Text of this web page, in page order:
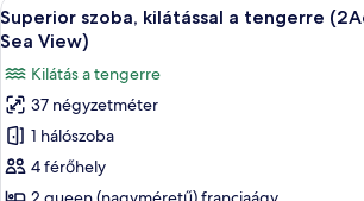
további
részletei
következő
összes
képének
megtekintése:
Superior
7
Superior szoba, kilátással a tengerre
Sea View)
Kilátás a tengerre
37 négyzetméter
1 hálószoba
4 férőhely